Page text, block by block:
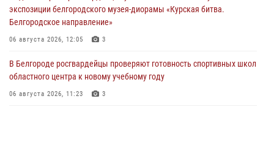
экспозиции белгородского музея‑диорамы «Курская битва.
Белгородское направление»
06 августа 2026, 12:05 3
В Белгороде росгвардейцы проверяют готовность спортивных школ
областного центра к новому учебному году
06 августа 2026, 11:23 3